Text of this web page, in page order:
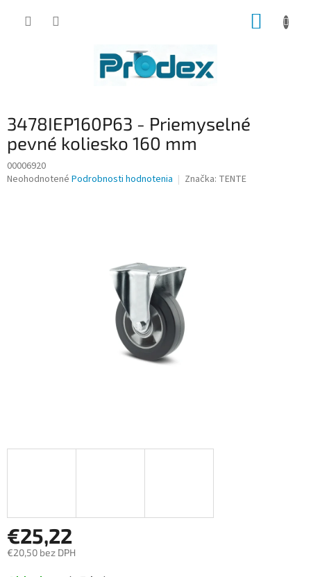
3478IEP160P63 - Priemyselné
pevné koliesko 160 mm
00006920
Priemerné
Neohodnotené Podrobnosti hodnotenia Značka: TENTE
€25,22
€20,50 bez DPH